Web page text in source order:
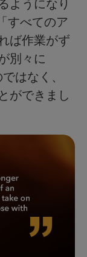
ようになり
すべてのア
ば作業がず
別々に
はなく、
ができまし